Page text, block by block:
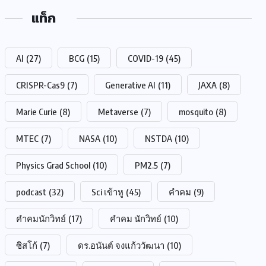
แท็ก
AI (27) BCG (15) COVID-19 (45)
CRISPR-Cas9 (7) Generative AI (11) JAXA (8)
Marie Curie (8) Metaverse (7) mosquito (8)
MTEC (7) NASA (10) NSTDA (10)
Physics Grad School (10) PM2.5 (7)
podcast (32) Sci เข้าหู (45) คำคม (9)
คำคมนักวิทย์ (17) คำคม นักวิทย์ (10)
ซิสโก้ (7) ดร.อนันต์ จงแก้ววัฒนา (10)